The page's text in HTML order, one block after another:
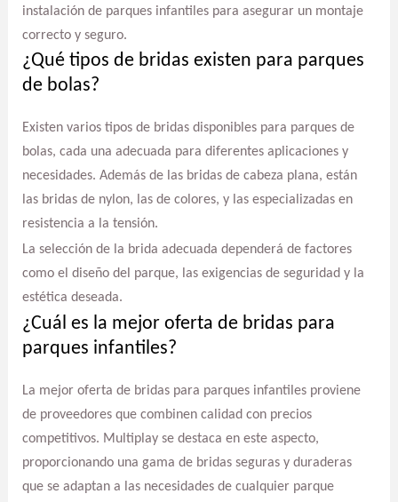
instalación de parques infantiles para asegurar un montaje
correcto y seguro.
¿Qué tipos de bridas existen para parques
de bolas?
Existen varios tipos de bridas disponibles para parques de
bolas, cada una adecuada para diferentes aplicaciones y
necesidades. Además de las bridas de cabeza plana, están
las bridas de nylon, las de colores, y las especializadas en
resistencia a la tensión.
La selección de la brida adecuada dependerá de factores
como el diseño del parque, las exigencias de seguridad y la
estética deseada.
¿Cuál es la mejor oferta de bridas para
parques infantiles?
La mejor oferta de bridas para parques infantiles proviene
de proveedores que combinen calidad con precios
competitivos. Multiplay se destaca en este aspecto,
proporcionando una gama de bridas seguras y duraderas
que se adaptan a las necesidades de cualquier parque